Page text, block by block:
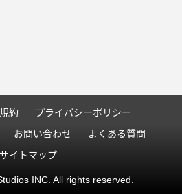
約
プライバシーポリシー
お問い合わせ
よくある質問
サイトマップ
INC. All rights reserved.